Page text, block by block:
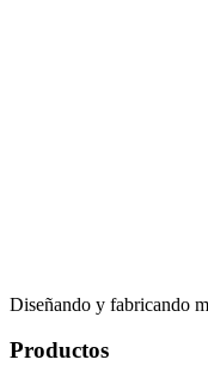
Diseñando y fabricando
Productos